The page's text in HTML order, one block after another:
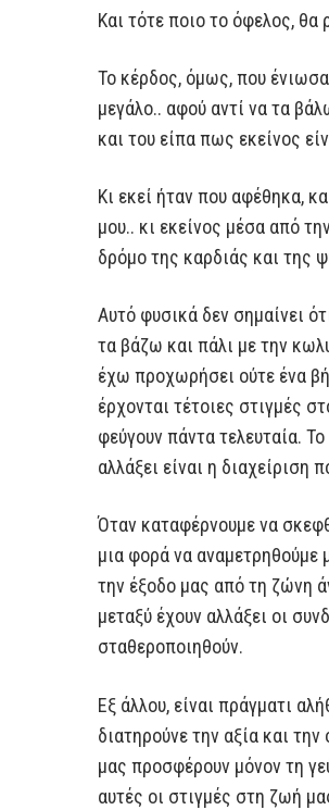
Και τότε ποιο το όφελος,
Το κέρδος, όμως, που
μεγάλο.. αφού αντί να τα
και του είπα πως εκείνος
Κι εκεί ήταν που αφέθηκα,
μου.. κι εκείνος μέσα από
δρόμο της καρδιάς και της
Αυτό φυσικά δεν σημαίνει
τα βάζω και πάλι με την
έχω προχωρήσει ούτε ένα
έρχονται τέτοιες στιγμές
φεύγουν πάντα τελευταία.
αλλάξει είναι η
Όταν καταφέρνουμε να
μια φορά να αναμετρηθούμε
την έξοδο μας από τη ζώνη
μεταξύ έχουν αλλάξει οι
σταθεροποιηθούν.
Εξ άλλου, είναι πράγματι
διατηρούνε την αξία και
μας προσφέρουν μόνον τη
αυτές οι στιγμές στη ζωή